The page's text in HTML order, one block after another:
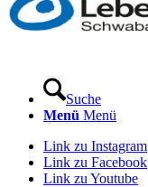
Suche
Menü Menü
Link zu Instagram
Link zu Facebook
Link zu Youtube